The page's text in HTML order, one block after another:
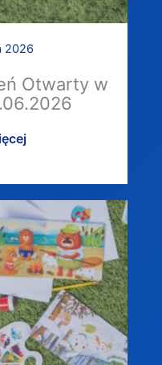
2026
Otwarty w